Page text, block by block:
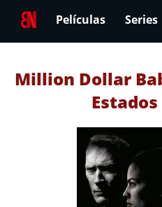
Películas Series
Million Dollar